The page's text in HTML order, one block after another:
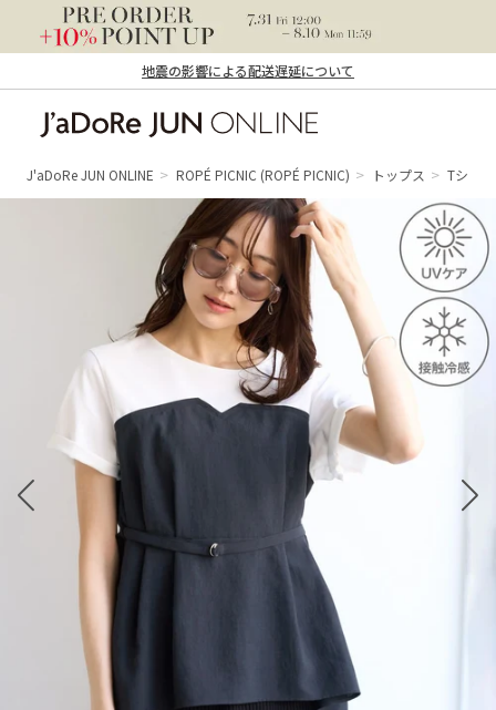
地震の影響による配送遅延について
ン オンライン）
J'aDoRe JUN ONLINE ROPÉ PICNIC (ROPÉ PICNIC) トップス Tシャ